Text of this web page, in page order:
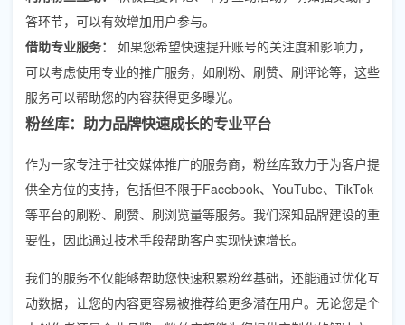
答环节，可以有效增加用户参与。
借助专业服务：
如果您希望快速提升账号的关注度和影响力，
可以考虑使用专业的推广服务，如刷粉、刷赞、刷评论等，这些
服务可以帮助您的内容获得更多曝光。
粉丝库：助力品牌快速成长的专业平台
作为一家专注于社交媒体推广的服务商，粉丝库致力于为客户提
供全方位的支持，包括但不限于Facebook、YouTube、TikTok
等平台的刷粉、刷赞、刷浏览量等服务。我们深知品牌建设的重
要性，因此通过技术手段帮助客户实现快速增长。
我们的服务不仅能够帮助您快速积累粉丝基础，还能通过优化互
动数据，让您的内容更容易被推荐给更多潜在用户。无论您是个